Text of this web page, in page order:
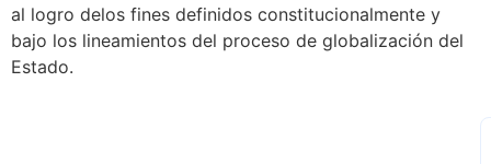
al logro delos fines definidos constitucionalmente y
bajo los lineamientos del proceso de globalización del
Estado.